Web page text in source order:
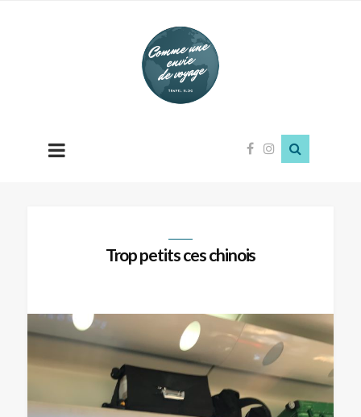
Comme
une
envie
de
Trop petits ces chinois